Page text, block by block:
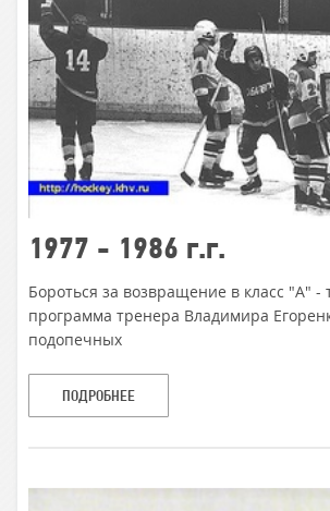
1977 - 1986 г.г.
Бороться за возвращение в класс "А" -
программа тренера Владимира
подопечных
ПОДРОБНЕЕ